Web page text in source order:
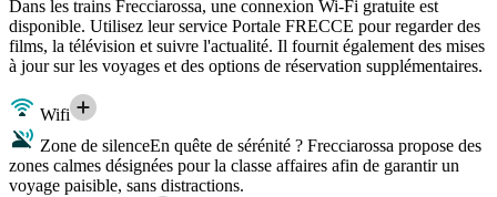
Dans les trains Frecciarossa, une connexion Wi-Fi gratuite est
disponible. Utilisez leur service Portale FRECCE pour regarder des
films, la télévision et suivre l'actualité. Il fournit également des mises
à jour sur les voyages et des options de réservation supplémentaires.
Wifi
Zone de silenceEn quête de sérénité ? Frecciarossa propose des
zones calmes désignées pour la classe affaires afin de garantir un
voyage paisible, sans distractions.